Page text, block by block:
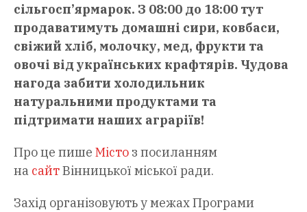
сільгосп’ярмарок. З 08:00 до 18:00 тут
продаватимуть домашні сири, ковбаси,
свіжий хліб, молочку, мед, фрукти та
овочі від українських крафтярів. Чудова
нагода забити холодильник
натуральними продуктами та
підтримати наших аграріїв!
Про це пише Місто з посиланням
на сайтВінницької міської ради.
Захід організовують у межах Програми